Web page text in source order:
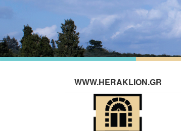
WWW.HERAKLION.GR